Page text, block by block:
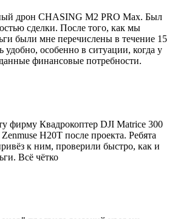
дрон CHASING M2 PRO Max. Был
сделки. После того, как мы
были мне перечислены в течение 15
особенно в ситуации, когда у
финансовые потребности.
фирму Квадрокоптер DJI Matrice 300
H20T после проекта. Ребята
к ним, проверили быстро, как и
Всё чётко